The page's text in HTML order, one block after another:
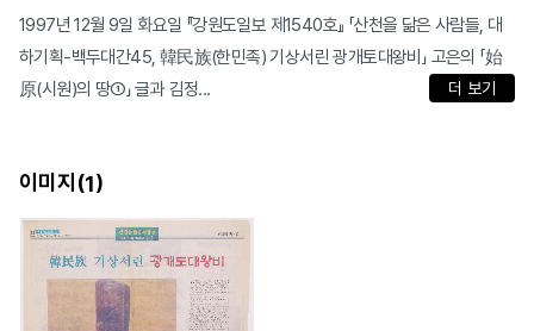
1997년 12월 9일 화요일 『강원도일보 제1540호』 「산천을 닮은 사람들, 대
하기획-백두대간45, 韓民族(한민족) 기상서린 광개토대왕비」 고은의 「始
原(시원)의 땅①」 글과 김정...
더 보기
이미지(1)